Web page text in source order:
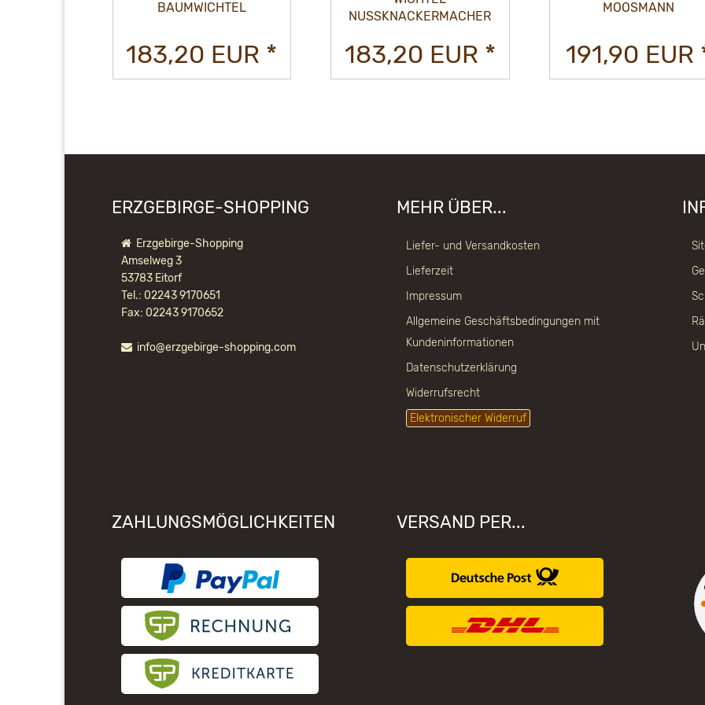
BAUMWICHTEL
183,20 EUR *
NUSSKNACKERMACHER
183,20 EUR *
MOOSMANN
191,90 EUR
ERZGEBIRGE-SHOPPING
Erzgebirge-Shopping
Amselweg 3
53783 Eitorf
Tel.: 02243 9170651
Fax: 02243 9170652
info@erzgebirge-shopping.com
MEHR ÜBER...
Liefer- und Versandkosten
Lieferzeit
Impressum
Allgemeine Geschäftsbedingungen mit
Kundeninformationen
Datenschutzerklärung
Widerrufsrecht
Elektronischer Widerruf
ZAHLUNGSMÖGLICHKEITEN VERSAND PER...